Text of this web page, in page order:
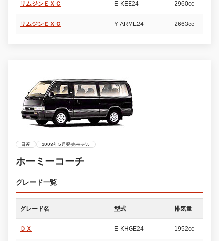
リムジンＥＸＣ E-KEE24 2960cc
リムジンＥＸＣ Y-ARME24 2663cc
日産 1993年5月発売モデル
ホーミーコーチ
グレード一覧
グレード名 型式 排気量
ＤＸ E-KHGE24 1952cc